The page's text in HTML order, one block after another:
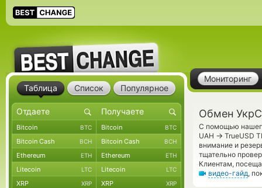
Мониторинг
Обмен
С помощью
UAH → TrueUSD
внимание и
тщательно
Клиентам,
видео-гайд,
Таблица Список Популярное
Bitcoin BTC Bitcoin BTC
Bitcoin Cash BCH Bitcoin Cash BCH
Ethereum ETH Ethereum ETH
Litecoin LTC Litecoin LTC
XRP XRP XRP XRP